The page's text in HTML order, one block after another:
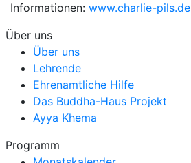
Informationen: www.charlie-pils.de
Über uns
Über uns
Lehrende
Ehrenamtliche Hilfe
Das Buddha-Haus Projekt
Ayya Khema
Programm